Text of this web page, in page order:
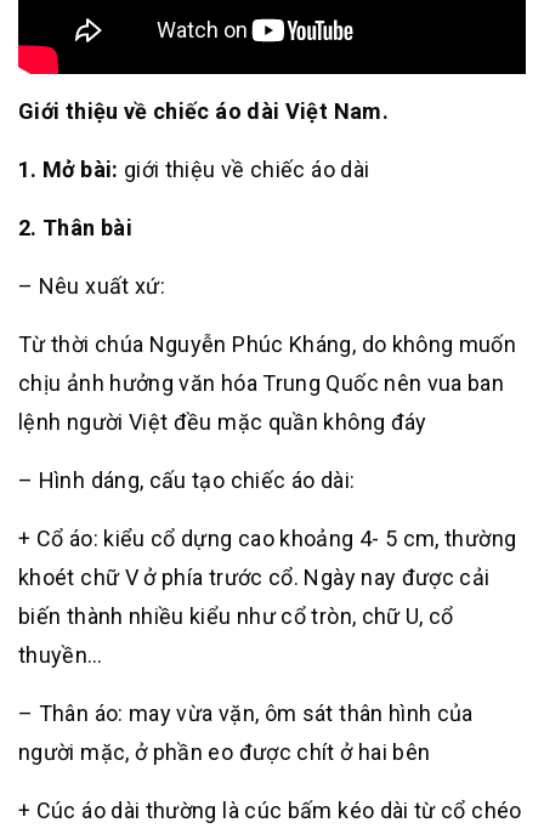
Giới thiệu về chiếc áo dài Việt Nam.
1. Mở bài: giới thiệu về chiếc áo dài
2. Thân bài
– Nêu xuất xứ:
Từ thời chúa Nguyễn Phúc Kháng, do không muốn
chịu ảnh hưởng văn hóa Trung Quốc nên vua ban
lệnh người Việt đều mặc quần không đáy
– Hình dáng, cấu tạo chiếc áo dài:
+ Cổ áo: kiểu cổ dựng cao khoảng 4- 5 cm, thường
khoét chữ V ở phía trước cổ. Ngày nay được cải
biến thành nhiều kiểu như cổ tròn, chữ U, cổ
thuyền…
– Thân áo: may vừa vặn, ôm sát thân hình của
người mặc, ở phần eo được chít ở hai bên
+ Cúc áo dài thường là cúc bấm kéo dài từ cổ chéo